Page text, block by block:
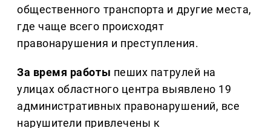
общественного транспорта и другие места,
где чаще всего происходят
правонарушения и преступления.
За время работы пеших патрулей на
улицах областного центра выявлено 19
административных правонарушений, все
нарушители привлечены к